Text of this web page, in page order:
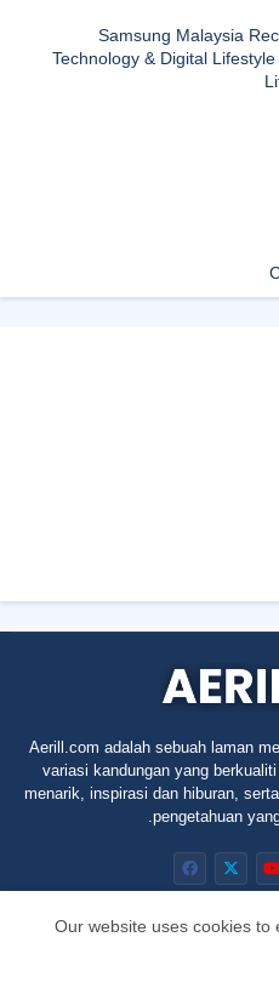
Samsung Malaysia
Technology & Digital
What to Read After
Aerill.com adalah sebuah laman
variasi kandungan yang
menarik, inspirasi dan hiburan,
pengetahuan
Our website uses cookies to